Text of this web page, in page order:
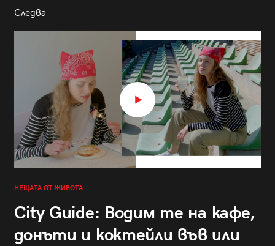
Следва
НЕЩАТА ОТ ЖИВОТА
City Guide: Водим те на кафе,
донъти и коктейли във или